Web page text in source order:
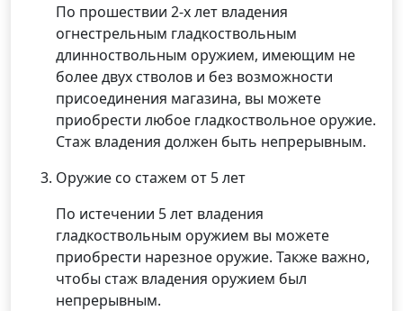
По прошествии 2-х лет владения
огнестрельным гладкоствольным
длинноствольным оружием, имеющим не
более двух стволов и без возможности
присоединения магазина, вы можете
приобрести любое гладкоствольное оружие.
Стаж владения должен быть непрерывным.
Оружие со стажем от 5 лет
По истечении 5 лет владения
гладкоствольным оружием вы можете
приобрести нарезное оружие. Также важно,
чтобы стаж владения оружием был
непрерывным.